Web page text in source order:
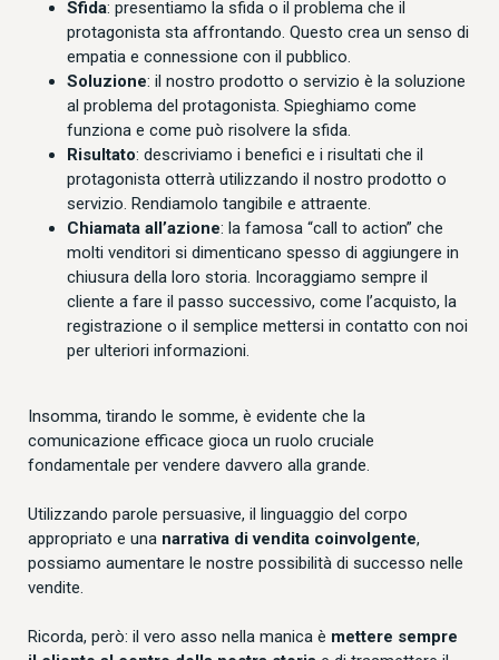
Sfida: presentiamo la sfida o il problema che il
protagonista sta affrontando. Questo crea un senso di
empatia e connessione con il pubblico.
Soluzione: il nostro prodotto o servizio è la soluzione
al problema del protagonista. Spieghiamo come
funziona e come può risolvere la sfida.
Risultato: descriviamo i benefici e i risultati che il
protagonista otterrà utilizzando il nostro prodotto o
servizio. Rendiamolo tangibile e attraente.
Chiamata all’azione: la famosa “call to action” che
molti venditori si dimenticano spesso di aggiungere in
chiusura della loro storia. Incoraggiamo sempre il
cliente a fare il passo successivo, come l’acquisto, la
registrazione o il semplice mettersi in contatto con noi
per ulteriori informazioni.
Insomma, tirando le somme, è evidente che la
comunicazione efficace gioca un ruolo cruciale
fondamentale per vendere davvero alla grande.
Utilizzando parole persuasive, il linguaggio del corpo
appropriato e una narrativa di vendita coinvolgente,
possiamo aumentare le nostre possibilità di successo nelle
vendite.
Ricorda, però: il vero asso nella manica è mettere sempre